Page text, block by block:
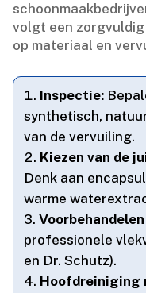
volgt een
op materiaal en
Inspectie:
synthetisch,
van de vervuiling.​
Kiezen van de
Denk aan
warme
professionele
en Dr.​ Schutz).​
Hoofdreiniging